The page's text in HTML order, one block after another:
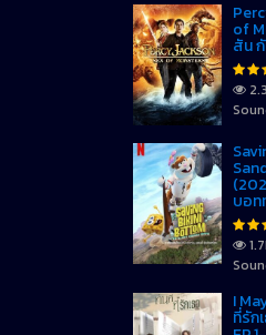
of
สัน
บอท
I
ที่รัก